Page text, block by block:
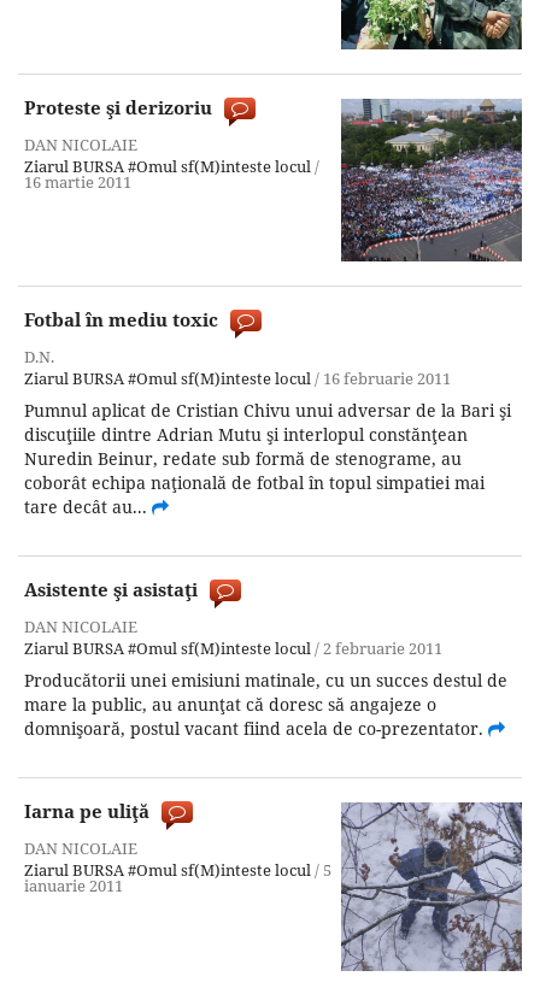
Proteste şi derizoriu
DAN NICOLAIE
Ziarul BURSA#Omul sf(M)inteste locul/
16 martie 2011
Fotbal în mediu toxic
D.N.
Ziarul BURSA#Omul sf(M)inteste locul/ 16 februarie 2011
Pumnul aplicat de Cristian Chivu unui adversar de la Bari şi
discuţiile dintre Adrian Mutu şi interlopul constănţean
Nuredin Beinur, redate sub formă de stenograme, au
coborât echipa naţională de fotbal în topul simpatiei mai
tare decât au...
Asistente şi asistaţi
DAN NICOLAIE
Ziarul BURSA#Omul sf(M)inteste locul/2 februarie 2011
Producătorii unei emisiuni matinale, cu un succes destul de
mare la public, au anunţat că doresc să angajeze o
domnişoară, postul vacant fiind acela de co-prezentator.
Iarna pe uliţă
DAN NICOLAIE
Ziarul BURSA#Omul sf(M)inteste locul/ 5
ianuarie 2011